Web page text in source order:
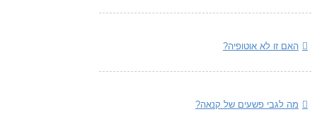
האם זו לא אוטופיה?
מה לגבי פשעים של קנאה?